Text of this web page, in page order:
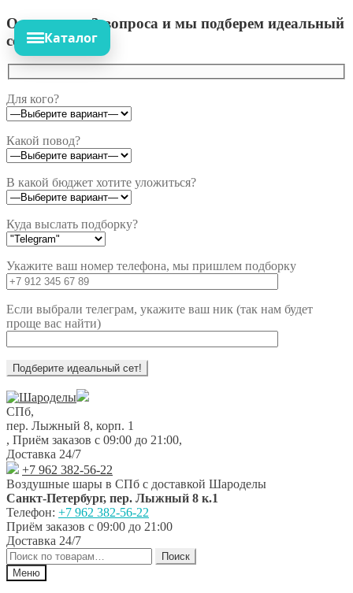
Ответьте на 3 вопроса и мы подберем идеальный
сет!
Для кого?
Какой повод?
В какой бюджет хотите уложиться?
Куда выслать подборку?
Укажите ваш номер телефона, мы пришлем подборку
Если выбрали телеграм, укажите ваш ник (так нам будет
проще вас найти)
Перейти
к
навигации
Перейти
к
содержимому
СПб,
пер. Лыжный 8, корп. 1
, Приём заказов с 09:00 до 21:00,
Доставка 24/7
+7 962 382-56-22
Воздушные шары в СПб с доставкой Шароделы
Санкт-Петербург, пер. Лыжный 8 к.1
Телефон: +7 962 382-56-22
Приём заказов с 09:00 до 21:00
Доставка 24/7
Искать:
Поиск
Меню
Каталог